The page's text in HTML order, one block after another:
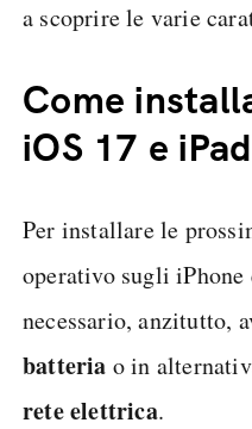
a scoprire le varie
Come
iOS 17 e
Per installare le
operativo sugli iPhone
necessario, anzitutto,
batteria o in
rete elettrica.